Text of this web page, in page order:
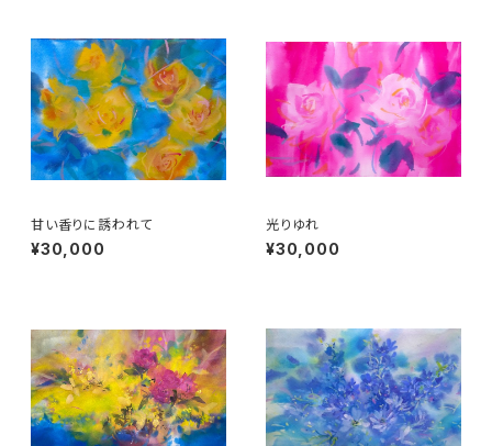
甘い香りに誘われて
¥30,000
光りゆれ
¥30,000